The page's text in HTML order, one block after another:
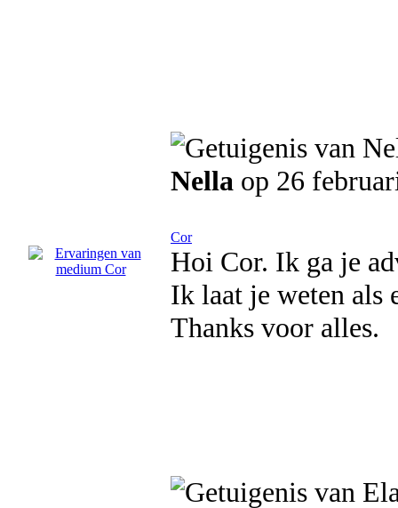
Nella op 26
Cor
Hoi Cor. Ik ga je
Ik laat je weten als
Thanks voor alles.